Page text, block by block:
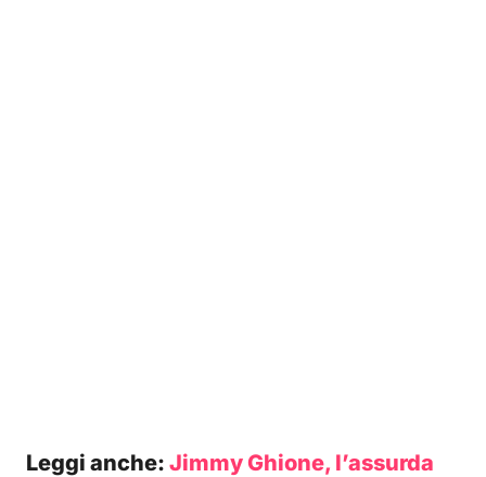
Leggi anche: Jimmy Ghione, l’assurda